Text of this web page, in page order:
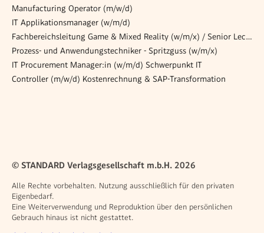
Manufacturing Operator (m/w/d)
IT Applikationsmanager (w/m/d)
Fachbereichsleitung Game & Mixed Reality (w/m/x) / Senior Lecturer (w/m/x)
Prozess- und Anwendungstechniker - Spritzguss (w/m/x)
IT Procurement Manager:in (w/m/d) Schwerpunkt IT
Controller (m/w/d) Kostenrechnung & SAP-Transformation
© STANDARD Verlagsgesellschaft m.b.H. 2026
Alle Rechte vorbehalten. Nutzung ausschließlich für den privaten
Eigenbedarf.
Eine Weiterverwendung und Reproduktion über den persönlichen
Gebrauch hinaus ist nicht gestattet.